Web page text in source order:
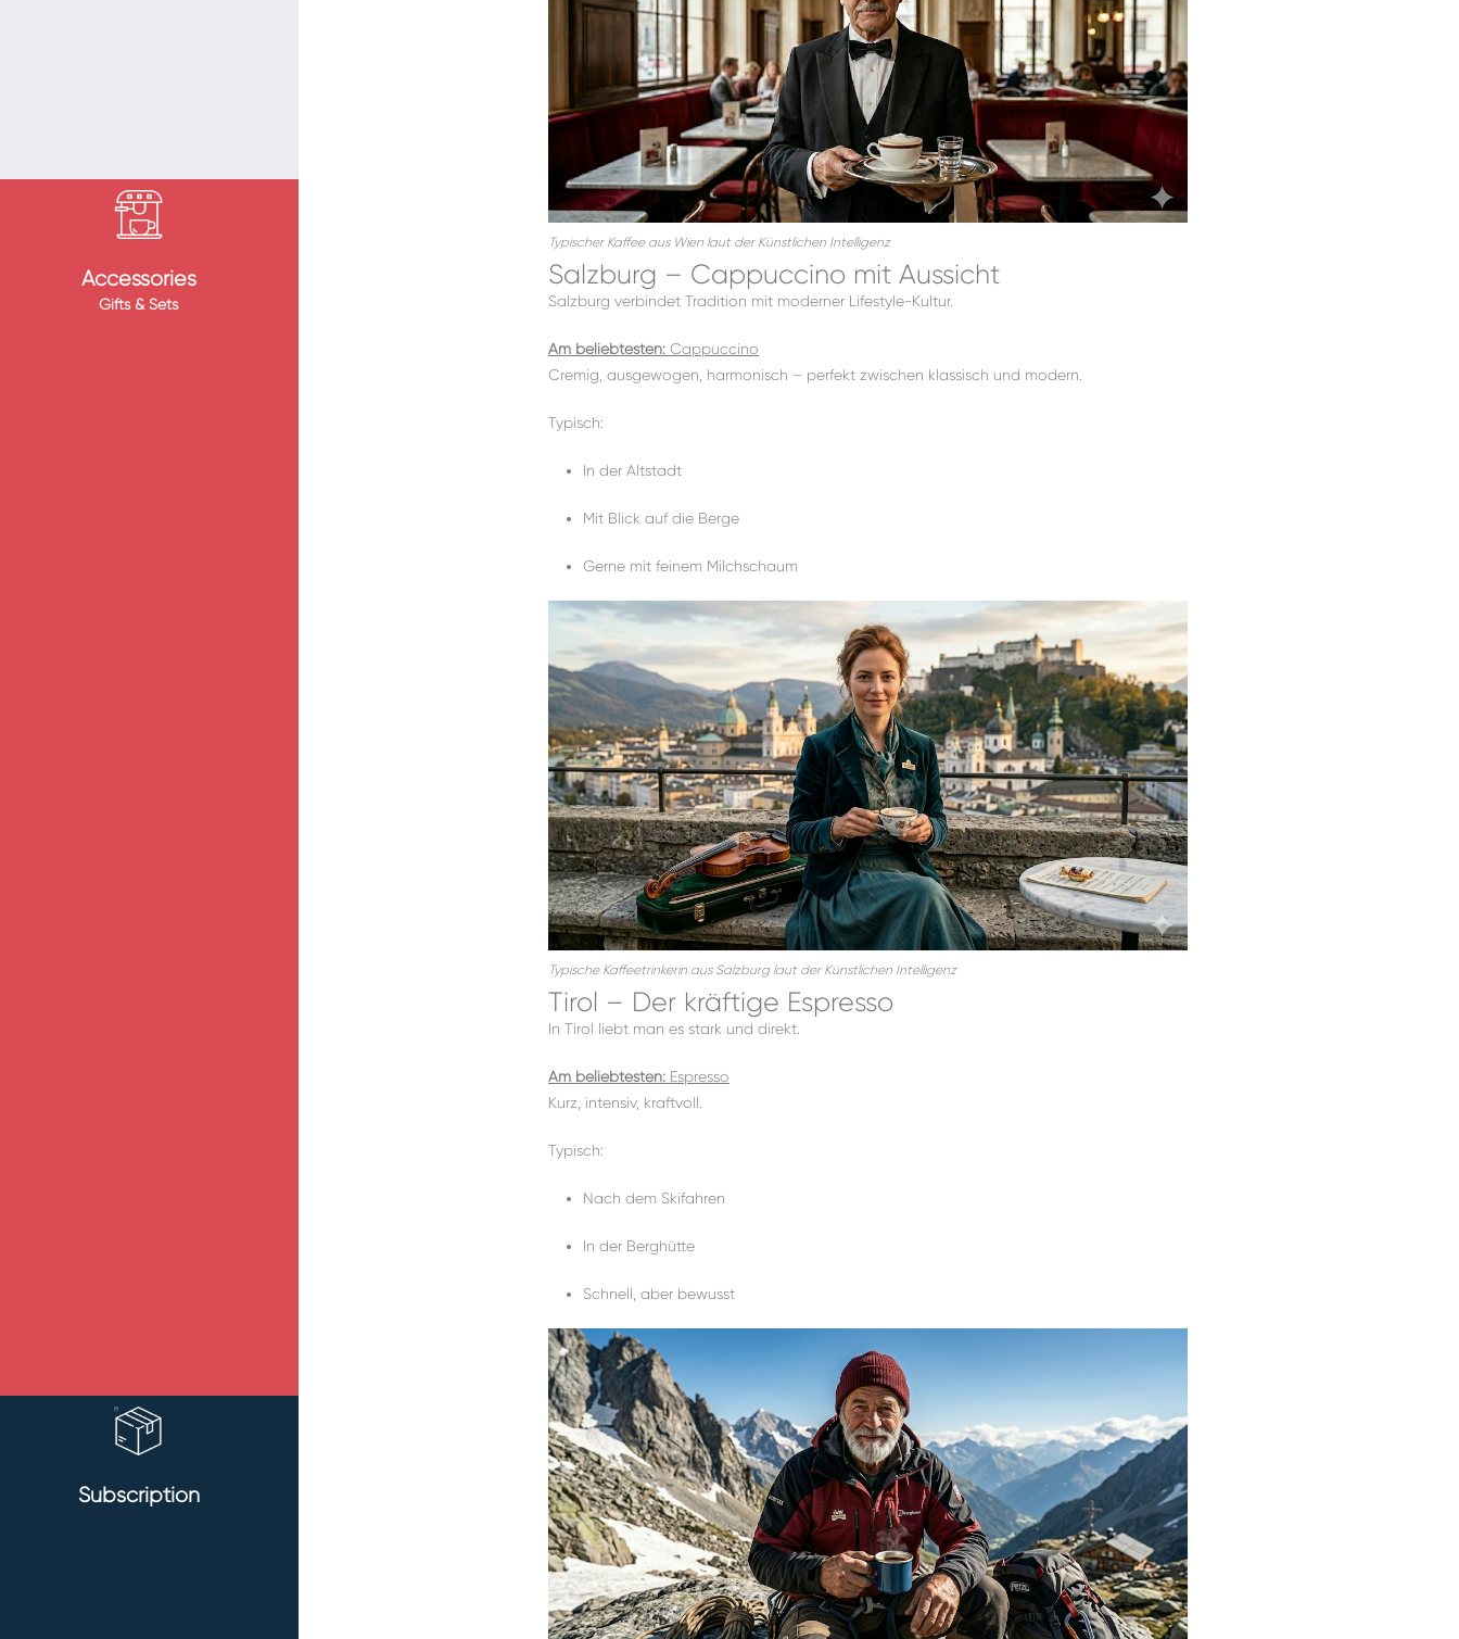
Accessories
Gifts & Sets
Subscription
Typischer Kaffee aus Wien laut der Künstlichen Intelligenz
Salzburg – Cappuccino mit Aussicht
Salzburg verbindet Tradition mit moderner Lifestyle-Kultur.
Am beliebtesten: Cappuccino
Cremig, ausgewogen, harmonisch – perfekt zwischen klassisch und modern.
Typisch:
In der Altstadt
Mit Blick auf die Berge
Gerne mit feinem Milchschaum
Typische Kaffeetrinkerin aus Salzburg laut der Künstlichen Intelligenz
Tirol – Der kräftige Espresso
In Tirol liebt man es stark und direkt.
Am beliebtesten: Espresso
Kurz, intensiv, kraftvoll.
Typisch:
Nach dem Skifahren
In der Berghütte
Schnell, aber bewusst